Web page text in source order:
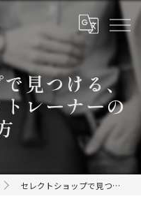
見つける、
レーナーの
セレクトショップで見つける、個性を引き立てるトレーナーの選び方